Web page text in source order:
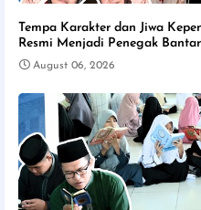
Tempa Karakter dan Jiwa
Resmi Menjadi Penegak
August 06, 2026